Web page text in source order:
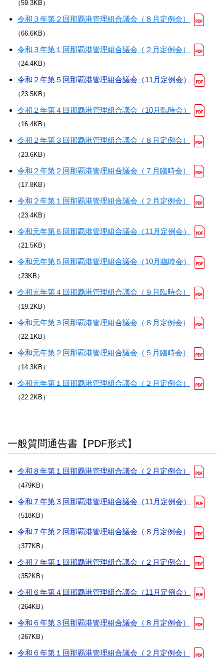
（59.3KB）
令和３年第２回那覇港管理組合議会（８月定例会）
（66.6KB）
令和３年第１回那覇港管理組合議会（２月定例会）
（24.4KB）
令和２年第５回那覇港管理組合議会（11月定例会）
（23.5KB）
令和２年第４回那覇港管理組合議会（10月臨時会）
（16.4KB）
令和２年第３回那覇港管理組合議会（８月定例会）
（23.6KB）
令和２年第２回那覇港管理組合議会（７月臨時会）
（17.8KB）
令和２年第１回那覇港管理組合議会（２月定例会）
（23.4KB）
令和元年第６回那覇港管理組合議会（11月定例会）
（21.5KB）
令和元年第５回那覇港管理組合議会（10月臨時会）
（23KB）
令和元年第４回那覇港管理組合議会（９月臨時会）
（19.2KB）
令和元年第３回那覇港管理組合議会（８月定例会）
（22.1KB）
令和元年第２回那覇港管理組合議会（５月臨時会）
（14.3KB）
令和元年第１回那覇港管理組合議会（２月定例会）
（22.2KB）
一般質問通告書【PDF形式】
令和８年第１回那覇港管理組合議会（２月定例会）
（479KB）
令和７年第３回那覇港管理組合議会（11月定例会）
（518KB）
令和７年第２回那覇港管理組合議会（８月定例会）
（377KB）
令和７年第１回那覇港管理組合議会（２月定例会）
（352KB）
令和６年第４回那覇港管理組合議会（11月定例会）
（264KB）
令和６年第３回那覇港管理組合議会（８月定例会）
（267KB）
令和６年第１回那覇港管理組合議会（２月定例会）